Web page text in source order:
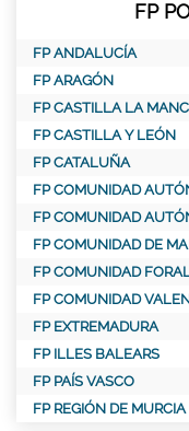
FP
FP ANDALUCÍA
FP ARAGÓN
FP CASTILLA LA
FP CASTILLA Y LEÓN
FP CATALUÑA
FP COMUNIDAD
FP COMUNIDAD
FP COMUNIDAD DE
FP COMUNIDAD
FP COMUNIDAD
FP EXTREMADURA
FP ILLES BALEARS
FP PAÍS VASCO
FP REGIÓN DE MURCIA